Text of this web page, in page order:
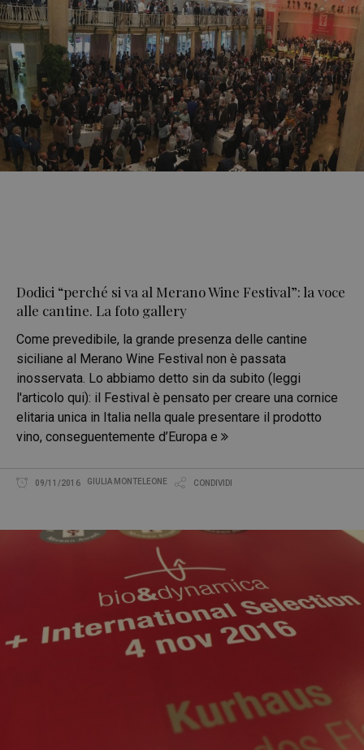
Dodici “perché si va al Merano Wine Festival”: la voce
alle cantine. La foto gallery
Come prevedibile, la grande presenza delle cantine
siciliane al Merano Wine Festival non è passata
inosservata. Lo abbiamo detto sin da subito (leggi
l'articolo qui): il Festival è pensato per creare una cornice
elitaria unica in Italia nella quale presentare il prodotto
vino, conseguentemente d’Europa e
09/11/2016 GIULIA MONTELEONE CONDIVIDI